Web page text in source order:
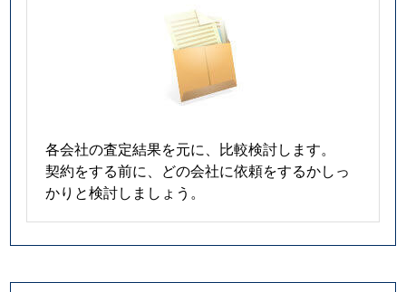
各会社の査定結果を元に、比較検討します。
契約をする前に、どの会社に依頼をするかしっ
かりと検討しましょう。